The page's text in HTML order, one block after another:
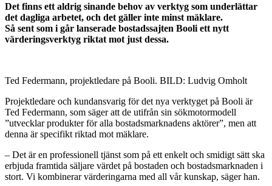
Det finns ett aldrig sinande behov av verktyg som underlättar
det dagliga arbetet, och det gäller inte minst mäklare.
Så sent som i går lanserade bostadssajten Booli ett nytt
värderingsverktyg riktat mot just dessa.
Ted Federmann, projektledare på Booli. BILD: Ludvig Omholt
Projektledare och kundansvarig för det nya verktyget på Booli är
Ted Federmann, som säger att de utifrån sin sökmotormodell
”utvecklar produkter för alla bostadsmarknadens aktörer”, men att
denna är specifikt riktad mot mäklare.
– Det är en professionell tjänst som på ett enkelt och smidigt sätt ska
erbjuda framtida säljare värdet på bostaden och bostadsmarknaden i
stort. Vi kombinerar värderingarna med all vår kunskap, säger han.